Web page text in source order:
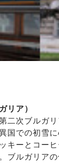
リア）
次ブルガ
国での初雪
キーとコー
ブルガリア